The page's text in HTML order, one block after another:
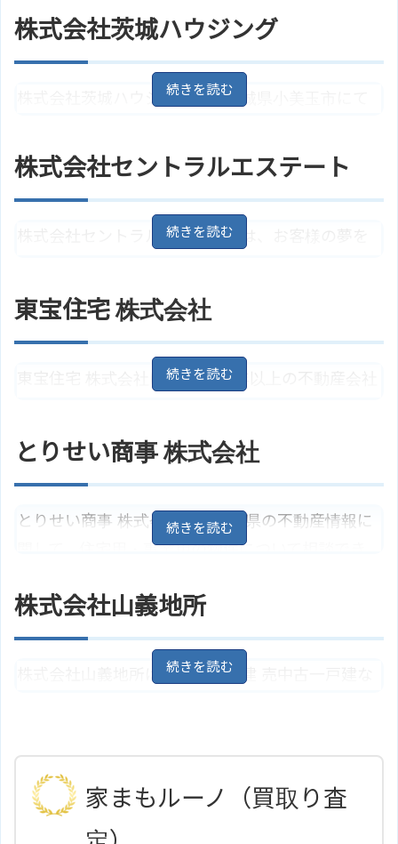
株式会社茨城ハウジング
株式会社茨城ハウジングは、茨城県小美玉市にて
業者です。
住所 茨城県小美玉市羽鳥2582地図
ＪＲ常磐線「羽鳥駅」より徒歩3分
株式会社セントラルエステート
株式会社セントラルエステートは、お客様の夢を
実績と経験を持っています。また、地元密着型の
会社であり、安心・安全な取引を提供しています。
茨城県小美玉市中台１６４－２
ホームページ 株式会社セントラルエステートの
サイトはこちら
東宝住宅 株式会社
東宝住宅 株式会社は、創業40年以上の不動産会社
仲介を行っています。リフォーム工事も行っていま
す。
住所
茨城県小美玉市羽鳥１４３７－
２
地図
ホームページ
ら
とりせい商事 株式会社
とりせい商事 株式会社は、茨城県の不動産情報に
関して、住宅用・事業用の物件について相談でき
ざまな物件を取り扱っています。事業用の土地や
建物の売買・賃貸、住宅用の土地や建物の売買・
賃貸に関する相談ができる他、その他わからない
図
アクセス
小川中央より徒歩2分
ホームページ
とりせい商事 株式会社のサイトは
株式会社山義地所
株式会社山義地所は、新築一戸建 売中古一戸建な
住所
図
アクセス
家まもルーノ（買取り査